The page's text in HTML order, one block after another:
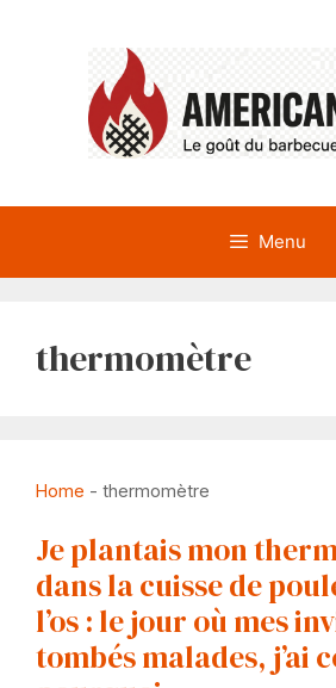
Menu
thermomètre
Home - thermomètre
Je plantais mon
dans la cuisse de
l’os : le jour où mes
tombés malades, j’ai